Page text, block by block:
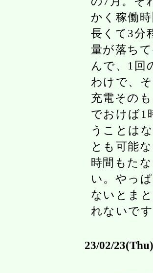
かく稼働
長くて3分
量が落ち
んで、1回
わけで、
充電その
でおけば1
うことは
とも可能
時間もた
い。やっ
ないとま
れないで
23/02/23(Thu)